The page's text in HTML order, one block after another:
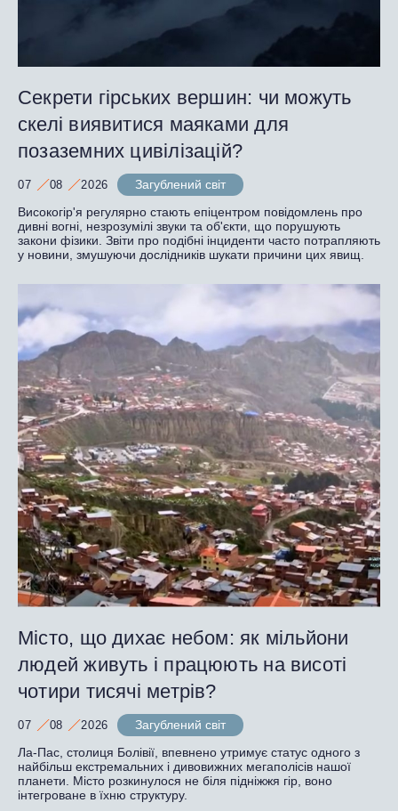
Секрети гірських вершин: чи можуть
скелі виявитися маяками для
позаземних цивілізацій?
07 08 2026
Загублений світ
Високогір'я регулярно стають епіцентром повідомлень про
дивні вогні, незрозумілі звуки та об'єкти, що порушують
закони фізики. Звіти про подібні інциденти часто потрапляють
у новини, змушуючи дослідників шукати причини цих явищ.
Місто, що дихає небом: як мільйони
людей живуть і працюють на висоті
чотири тисячі метрів?
07 08 2026
Загублений світ
Ла-Пас, столиця Болівії, впевнено утримує статус одного з
найбільш екстремальних і дивовижних мегаполісів нашої
планети. Місто розкинулося не біля підніжжя гір, воно
інтегроване в їхню структуру.